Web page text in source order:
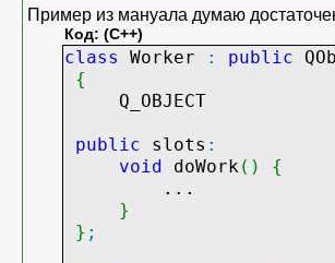
Пример из мануала думаю
Код: (C++)
class Worker : public
{
Q_OBJECT
public slots :
void doWork ( )
{
...
}
} ;